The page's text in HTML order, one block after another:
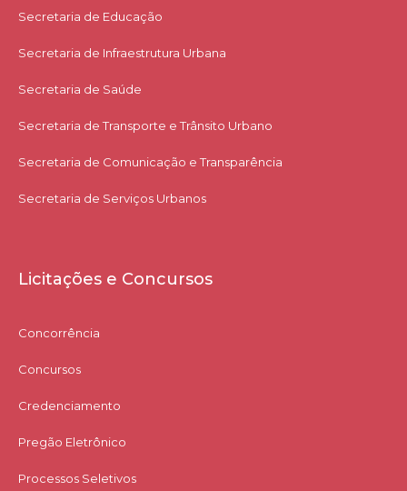
Secretaria de Educação
Secretaria de Infraestrutura Urbana
Secretaria de Saúde
Secretaria de Transporte e Trânsito Urbano
Secretaria de Comunicação e Transparência
Secretaria de Serviços Urbanos
Licitações e Concursos
Concorrência
Concursos
Credenciamento
Pregão Eletrônico
Processos Seletivos